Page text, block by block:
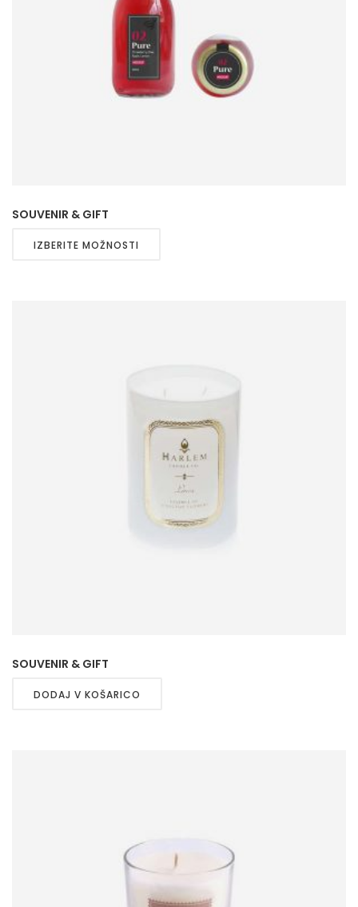
SOUVENIR & GIFT
IZBERITE MOŽNOSTI
SOUVENIR & GIFT
DODAJ V KOŠARICO